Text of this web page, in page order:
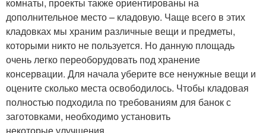
комнаты, проекты также ориентированы на
дополнительное место – кладовую. Чаще всего в этих
кладовках мы храним различные вещи и предметы,
которыми никто не пользуется. Но данную площадь
очень легко переоборудовать под хранение
консервации. Для начала уберите все ненужные вещи и
оцените сколько места освободилось. Чтобы кладовая
полностью подходила по требованиям для банок с
заготовками, необходимо установить